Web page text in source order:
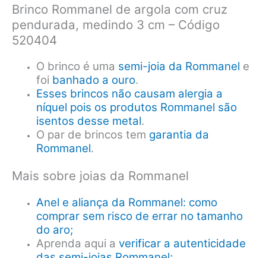
Brinco Rommanel de argola com cruz
pendurada, medindo 3 cm – Código
520404
O brinco é uma semi-joia da Rommanel e
foi banhado a ouro.
Esses brincos não causam alergia a
níquel pois os produtos Rommanel são
isentos desse metal.
O par de brincos tem garantia da
Rommanel.
Mais sobre joias da Rommanel
Anel e aliança da Rommanel: como
comprar sem risco de errar no tamanho
do aro;
Aprenda aqui averificar a autenticidade